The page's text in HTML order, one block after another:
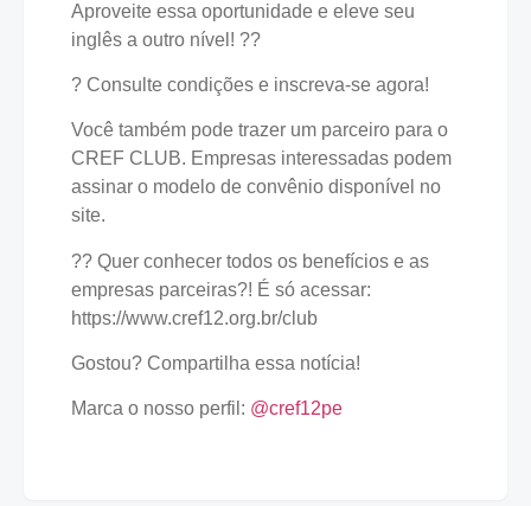
Aproveite essa oportunidade e eleve seu
inglês a outro nível! ??
? Consulte condições e inscreva-se agora!
Você também pode trazer um parceiro para o
CREF CLUB. Empresas interessadas podem
assinar o modelo de convênio disponível no
site.
?? Quer conhecer todos os benefícios e as
empresas parceiras?! É só acessar:
https://www.cref12.org.br/club
Gostou? Compartilha essa notícia!
Marca o nosso perfil: @cref12pe